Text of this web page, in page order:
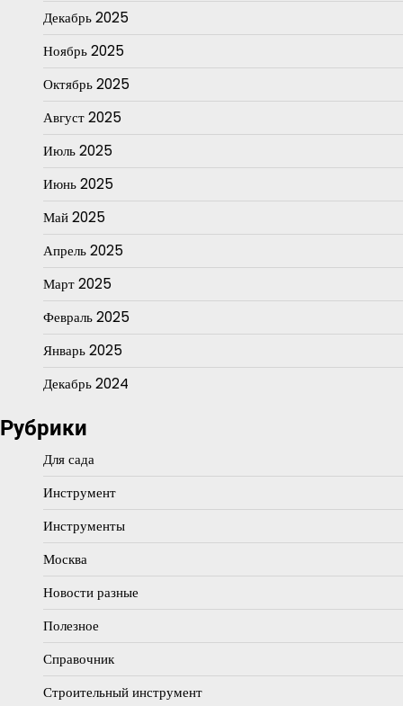
Декабрь 2025
Ноябрь 2025
Октябрь 2025
Август 2025
Июль 2025
Июнь 2025
Май 2025
Апрель 2025
Март 2025
Февраль 2025
Январь 2025
Декабрь 2024
Рубрики
Для сада
Инструмент
Инструменты
Москва
Новости разные
Полезное
Справочник
Строительный инструмент